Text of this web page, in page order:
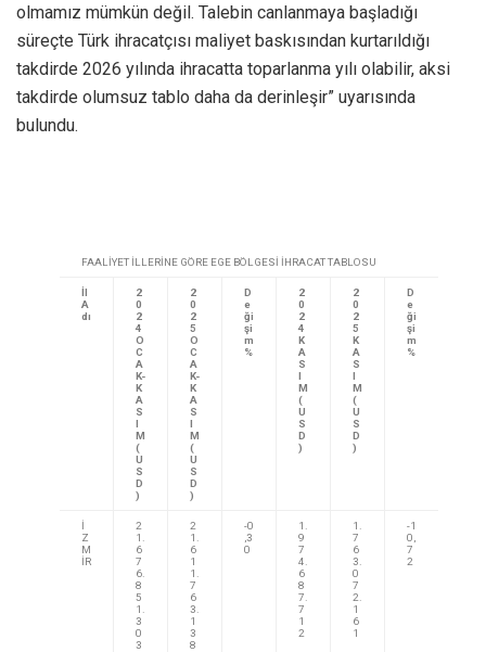
olmamız mümkün değil. Talebin canlanmaya başladığı
süreçte Türk ihracatçısı maliyet baskısından kurtarıldığı
takdirde 2026 yılında ihracatta toparlanma yılı olabilir, aksi
takdirde olumsuz tablo daha da derinleşir” uyarısında
bulundu.
FAALİYET İLLERİNE GÖRE EGE BÖLGESİ İHRACAT TABLOSU
İl
A
dı
2
0
2
4
O
C
A
K-
K
A
S
I
M
(
U
S
D
)
2
0
2
5
O
C
A
K-
K
A
S
I
M
(
U
S
D
)
D
e
ği
şi
m
%
2
0
2
4
K
A
S
I
M
(
U
S
D
)
2
0
2
5
K
A
S
I
M
(
U
S
D
)
D
e
ği
şi
m
%
İ
Z
M
İR
2
1.
6
7
6.
8
5
1.
3
0
3
2
1.
6
1
1.
7
6
3.
1
3
8
-0
,3
0
1.
9
7
4.
6
8
7.
7
1
2
1.
7
6
3.
0
7
2.
1
6
1
-1
0,
7
2